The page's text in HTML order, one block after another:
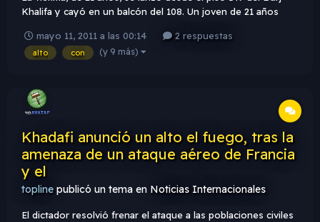
Khalifa y cayó en un balcón del 108. Un joven de 21 años
rascacielos más alto del mundo que se encuentra en Dubai y
que cuenta con 828 metros de altura y 160 plantas. Según...
mayo 11, 2011 a las 00:14 2 respuestas
alto con (y 9 más)
Khadafi anunció un alto el fuego, tras la
amenaza de un ataque aéreo de Francia
y el
topline publicó un tema en Noticias Internacionales
El dictador resolvió frenar el ataque a las poblaciones civiles